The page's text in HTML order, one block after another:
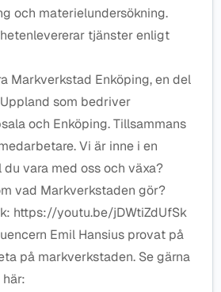
och materielundersökning.
tjänster enligt
Markverkstad Enköping, en del
som bedriver
och Enköping. Tillsammans
Vi är inne i en
vara med oss och växa?
vad Markverkstaden gör?
https://youtu.be/jDWtiZdUfSk
Emil Hansius provat på
på markverkstaden. Se gärna